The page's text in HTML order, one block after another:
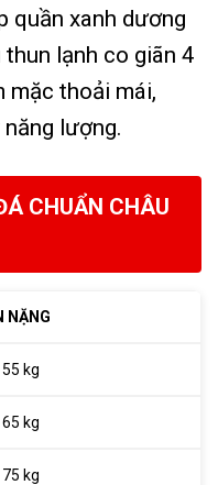
₫.
quần xanh dương
lạnh co giãn 4
mặc thoải mái,
lượng.
CHUẨN CHÂU
NẶNG
kg
kg
kg